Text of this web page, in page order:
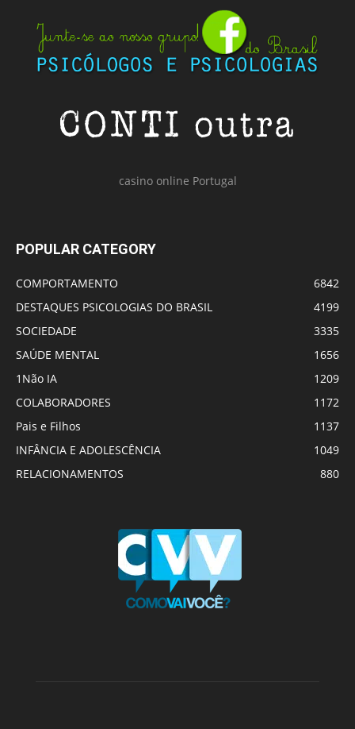
casino online Portugal
POPULAR CATEGORY
COMPORTAMENTO
6842
DESTAQUES PSICOLOGIAS DO BRASIL
4199
SOCIEDADE
3335
SAÚDE MENTAL
1656
1Não IA
1209
COLABORADORES
1172
Pais e Filhos
1137
INFÂNCIA E ADOLESCÊNCIA
1049
RELACIONAMENTOS
880